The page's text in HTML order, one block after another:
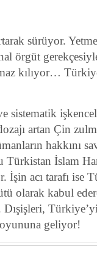
sürüyor.
örgüt
kılıyor…
sistematik
artan Çin
hakkını
Türkistan İslam
İşin acı tarafı ise
olarak kabul
Dışişleri,
geliyor!